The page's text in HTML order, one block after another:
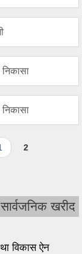
2
सार्वजनिक खरीद
विकास ऐन